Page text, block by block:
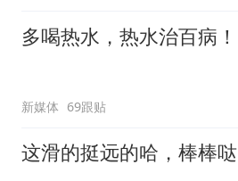
多喝热水，热水治百病！
新媒体 69跟贴
这滑的挺远的哈，棒棒哒